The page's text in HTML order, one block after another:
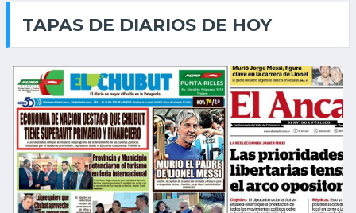
TAPAS DE DIARIOS DE HOY